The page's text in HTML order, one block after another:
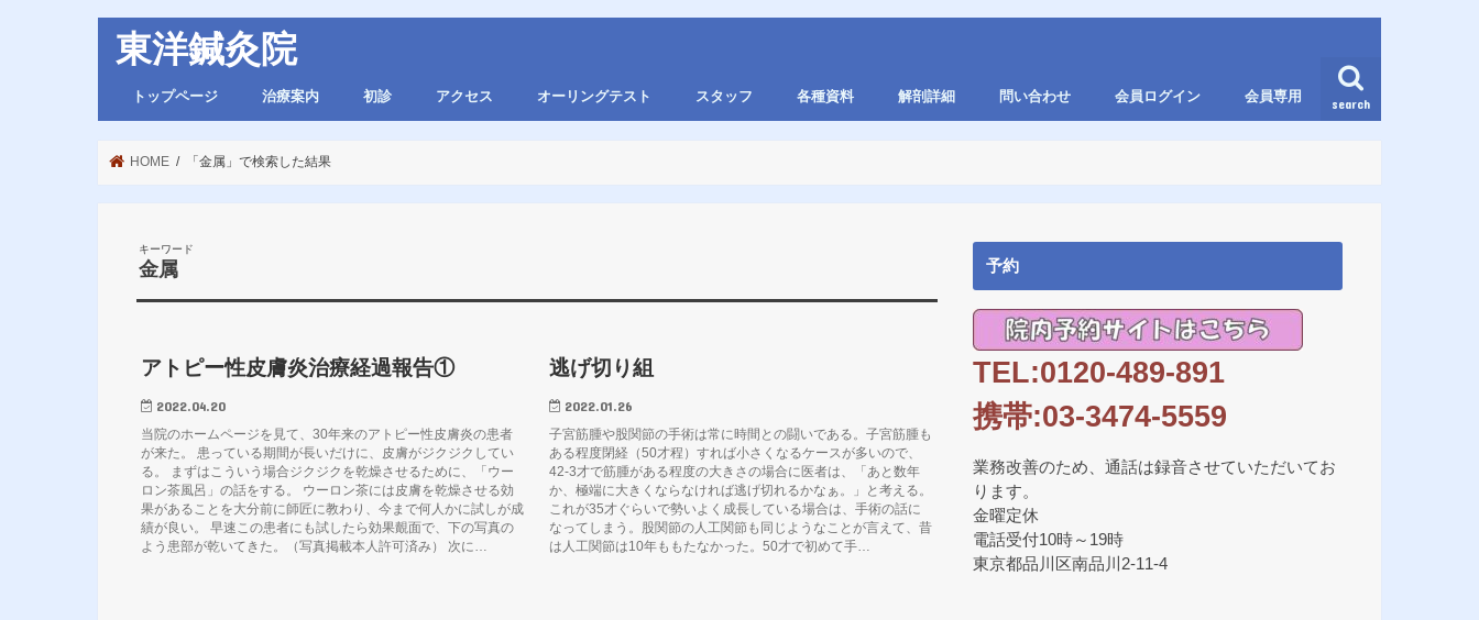
東洋鍼灸院
search
トップページ 治療案内 初診 アクセス オーリングテスト スタッフ 各種資料 解剖詳細 問い合わせ 会員ログイン 会員専用
HOME 「金属」で検索した結果
キーワード
金属
アトピー性皮膚炎治療経過報告①
2022.04.20
当院のホームページを見て、30年来のアトピー性皮膚炎の患者
が来た。 患っている期間が長いだけに、皮膚がジクジクしてい
る。 まずはこういう場合ジクジクを乾燥させるために、「ウー
ロン茶風呂」の話をする。 ウーロン茶には皮膚を乾燥させる効
果があることを大分前に師匠に教わり、今まで何人かに試しが成
績が良い。 早速この患者にも試したら効果覿面で、下の写真の
よう患部が乾いてきた。（写真掲載本人許可済み） 次に…
逃げ切り組
2022.01.26
子宮筋腫や股関節の手術は常に時間との闘いである。子宮筋腫も
ある程度閉経（50才程）すれば小さくなるケースが多いので、
42-3才で筋腫がある程度の大きさの場合に医者は、「あと数年
か、極端に大きくならなければ逃げ切れるかなぁ。」と考える。
これが35才ぐらいで勢いよく成長している場合は、手術の話に
なってしまう。股関節の人工関節も同じようなことが言えて、昔
は人工関節は10年ももたなかった。50才で初めて手…
予約
TEL:0120-489-891
携帯:03-3474-5559
業務改善のため、通話は録音させていただいてお
ります。
金曜定休
電話受付10時～19時
東京都品川区南品川2-11-4